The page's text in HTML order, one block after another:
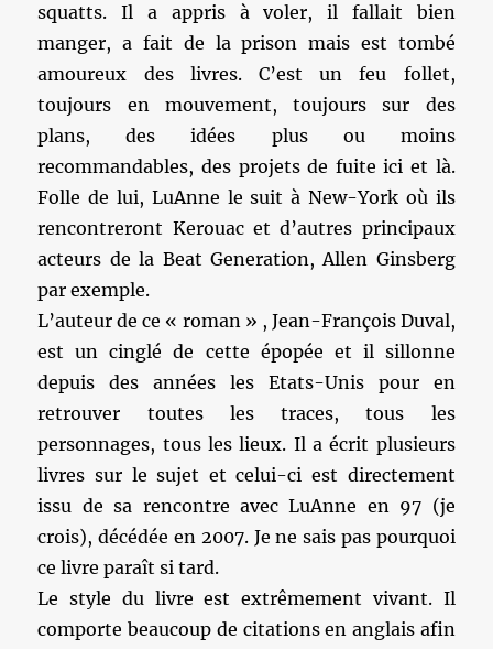
squatts. Il a appris à voler, il fallait bien
manger, a fait de la prison mais est tombé
amoureux des livres. C’est un feu follet,
toujours en mouvement, toujours sur des
plans, des idées plus ou moins
recommandables, des projets de fuite ici et là.
Folle de lui, LuAnne le suit à New-York où ils
rencontreront Kerouac et d’autres principaux
acteurs de la Beat Generation, Allen Ginsberg
par exemple.
L’auteur de ce « roman » , Jean-François Duval,
est un cinglé de cette épopée et il sillonne
depuis des années les Etats-Unis pour en
retrouver toutes les traces, tous les
personnages, tous les lieux. Il a écrit plusieurs
livres sur le sujet et celui-ci est directement
issu de sa rencontre avec LuAnne en 97 (je
crois), décédée en 2007. Je ne sais pas pourquoi
ce livre paraît si tard.
Le style du livre est extrêmement vivant. Il
comporte beaucoup de citations en anglais afin